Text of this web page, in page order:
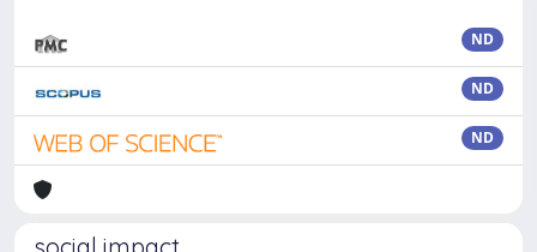
ND
ND
ND